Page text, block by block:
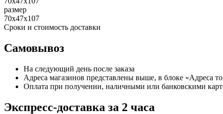
размер
70х47х107
Сроки и стоимость доставки
Самовывоз
На следующий день после заказа
Адреса магазинов представлены выше, в блоке «Адреса
Оплата при получении, наличными или банковскими
Экспресс-доставка за 2 часa